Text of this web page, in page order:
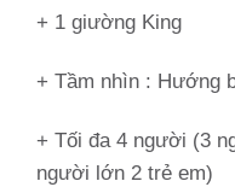
+ 1 giường King
+ Tầm nhìn : Hướng
+ Tối đa 4 người (3
người lớn 2 trẻ em)